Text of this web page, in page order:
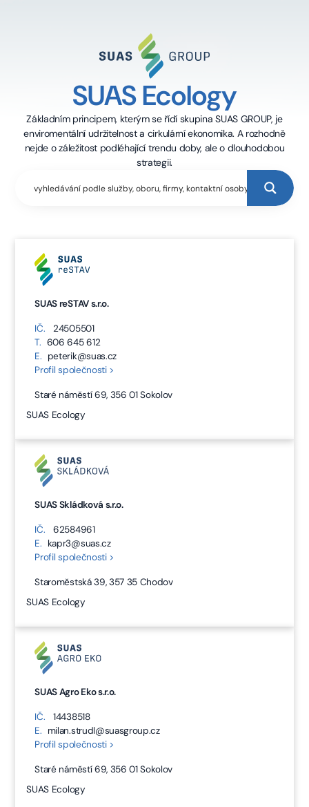
SUAS Ecology
Základním principem, kterým se řídí skupina SUAS GROUP, je
enviromentální udržitelnost a cirkulární ekonomika. A rozhodně
nejde o záležitost podléhající trendu doby, ale o dlouhodobou
strategii.
SUAS reSTAV s.r.o.
IČ.
24505501
T. 606 645 612
E. peterik@suas.cz
Profil společnosti >
Staré náměstí 69, 356 01 Sokolov
SUAS Ecology
SUAS Skládková s.r.o.
IČ.
62584961
E. kapr3@suas.cz
Profil společnosti >
Staroměstská 39, 357 35 Chodov
SUAS Ecology
SUAS Agro Eko s.r.o.
IČ.
14438518
E. milan.strudl@suasgroup.cz
Profil společnosti >
Staré náměstí 69, 356 01 Sokolov
SUAS Ecology